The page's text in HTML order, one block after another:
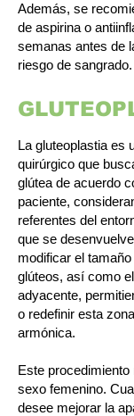
Además, se
de aspirina o
semanas antes de
riesgo de sangrado.
La gluteoplastia es
quirúrgico que
glútea de acuerdo
paciente,
referentes del
que se
modificar el
glúteos, así como
adyacente,
o redefinir esta
armónica.
Este
sexo femenino.
desee mejorar la